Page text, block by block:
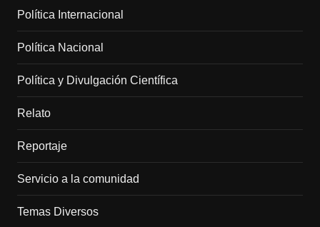
Política Internacional
Política Nacional
Política y Divulgación Científica
Relato
Reportaje
Servicio a la comunidad
Temas Diversos